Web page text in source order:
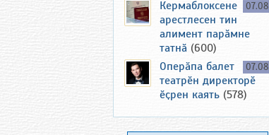
07.08
Кермаблоксене
арестлесен тин
алимент парӑмне
татнӑ (600)
07.08
Оперӑпа балет
театрӗн директорӗ
ӗҫрен каять (578)